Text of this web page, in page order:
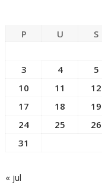
P U S
3
4 5
10
11 12
17
18 19
24
25 26
31
« jul